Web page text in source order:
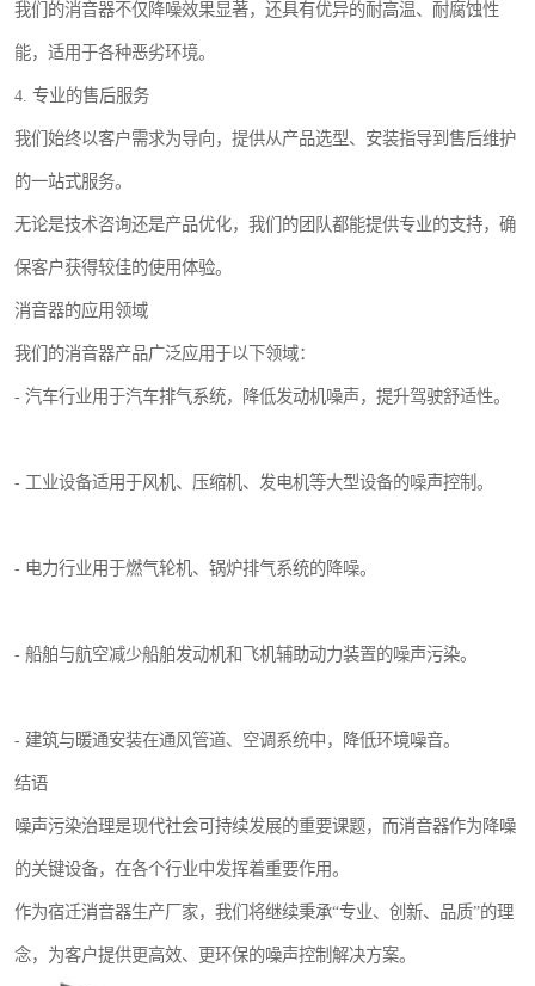
我们的消音器不仅降噪效果显著，还具有优异的耐高温、耐腐蚀性
能，适用于各种恶劣环境。
4. 专业的售后服务
我们始终以客户需求为导向，提供从产品选型、安装指导到售后维护
的一站式服务。
无论是技术咨询还是产品优化，我们的团队都能提供专业的支持，确
保客户获得较佳的使用体验。
消音器的应用领域
我们的消音器产品广泛应用于以下领域：
- 汽车行业用于汽车排气系统，降低发动机噪声，提升驾驶舒适性。
- 工业设备适用于风机、压缩机、发电机等大型设备的噪声控制。
- 电力行业用于燃气轮机、锅炉排气系统的降噪。
- 船舶与航空减少船舶发动机和飞机辅助动力装置的噪声污染。
- 建筑与暖通安装在通风管道、空调系统中，降低环境噪音。
结语
噪声污染治理是现代社会可持续发展的重要课题，而消音器作为降噪
的关键设备，在各个行业中发挥着重要作用。
作为宿迁消音器生产厂家，我们将继续秉承“专业、创新、品质”的理
念，为客户提供更高效、更环保的噪声控制解决方案。